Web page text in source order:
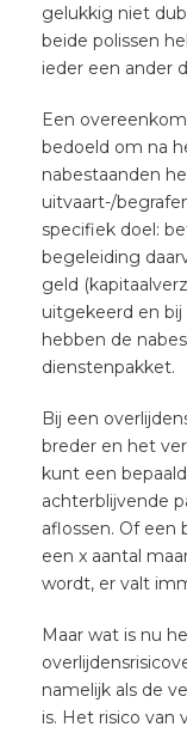
gelukkig niet
beide polissen
ieder een ander
Een
bedoeld om na
nabestaanden
uitvaart-/
specifiek doel:
begeleiding
geld
uitgekeerd en
hebben de
dienstenpakket.
Bij een
breder en het
kunt een
achterblijvende
aflossen. Of een
een x aantal
wordt, er valt
Maar wat is nu
namelijk als de
is. Het risico van